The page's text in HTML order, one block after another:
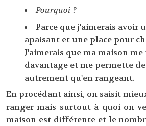
Pourquoi ?
Parce que j'aimerais avoir
apaisant et une place pour
J'aimerais que ma maison me
davantage et me permette
autrement qu'en rangeant.
En procédant ainsi, on saisit
ranger mais surtout à quoi on
maison est différente et le